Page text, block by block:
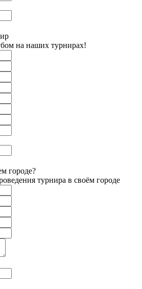
на наших турнирах!
городе?
турнира в своём городе